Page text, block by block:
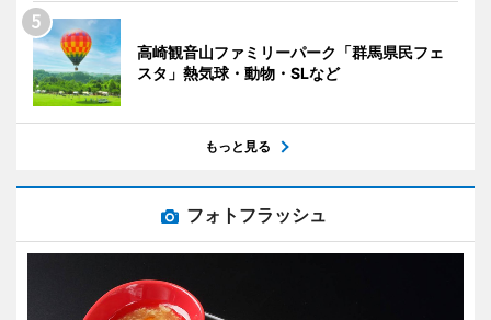
高崎観音山ファミリーパーク「群馬県民フェ
スタ」熱気球・動物・SLなど
もっと見る
フォトフラッシュ